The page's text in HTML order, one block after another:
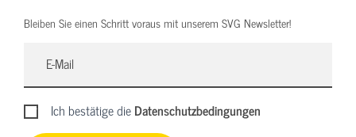
Bleiben Sie einen Schritt voraus mit unserem SVG Newsletter!
Ich bestätige dieDatenschutzbedingungen